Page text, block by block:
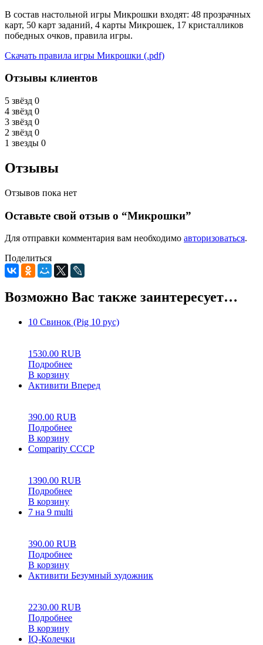
В состав настольной игры Микрошки входят: 48 прозрачных
карт, 50 карт заданий, 4 карты Микрошек, 17 кристалликов
победных очков, правила игры.
Скачать правила игры Микрошки (.pdf)
Отзывы клиентов
5 звёзд 0
4 звёзд 0
3 звёзд 0
2 звёзд 0
1 звезды 0
Отзывы
Отзывов пока нет
Оставьте свой отзыв о “Микрошки”
Для отправки комментария вам необходимо авторизоваться.
Поделиться
Возможно Вас также заинтересует…
10 Свинок (Pig 10 рус)
1530.00 RUB
Подробнее
В корзину
Активити Вперед
390.00 RUB
Подробнее
В корзину
Comparity СССР
1390.00 RUB
Подробнее
В корзину
7 на 9 multi
390.00 RUB
Подробнее
В корзину
Активити Безумный художник
2230.00 RUB
Подробнее
В корзину
IQ-Колечки